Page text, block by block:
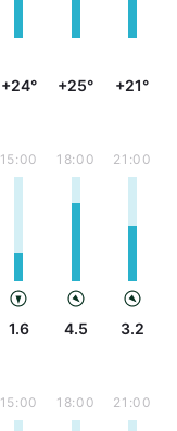
+24° +25° +21°
15:00
1.6
18:00
4.5
21:00
3.2
15:00 18:00 21:00